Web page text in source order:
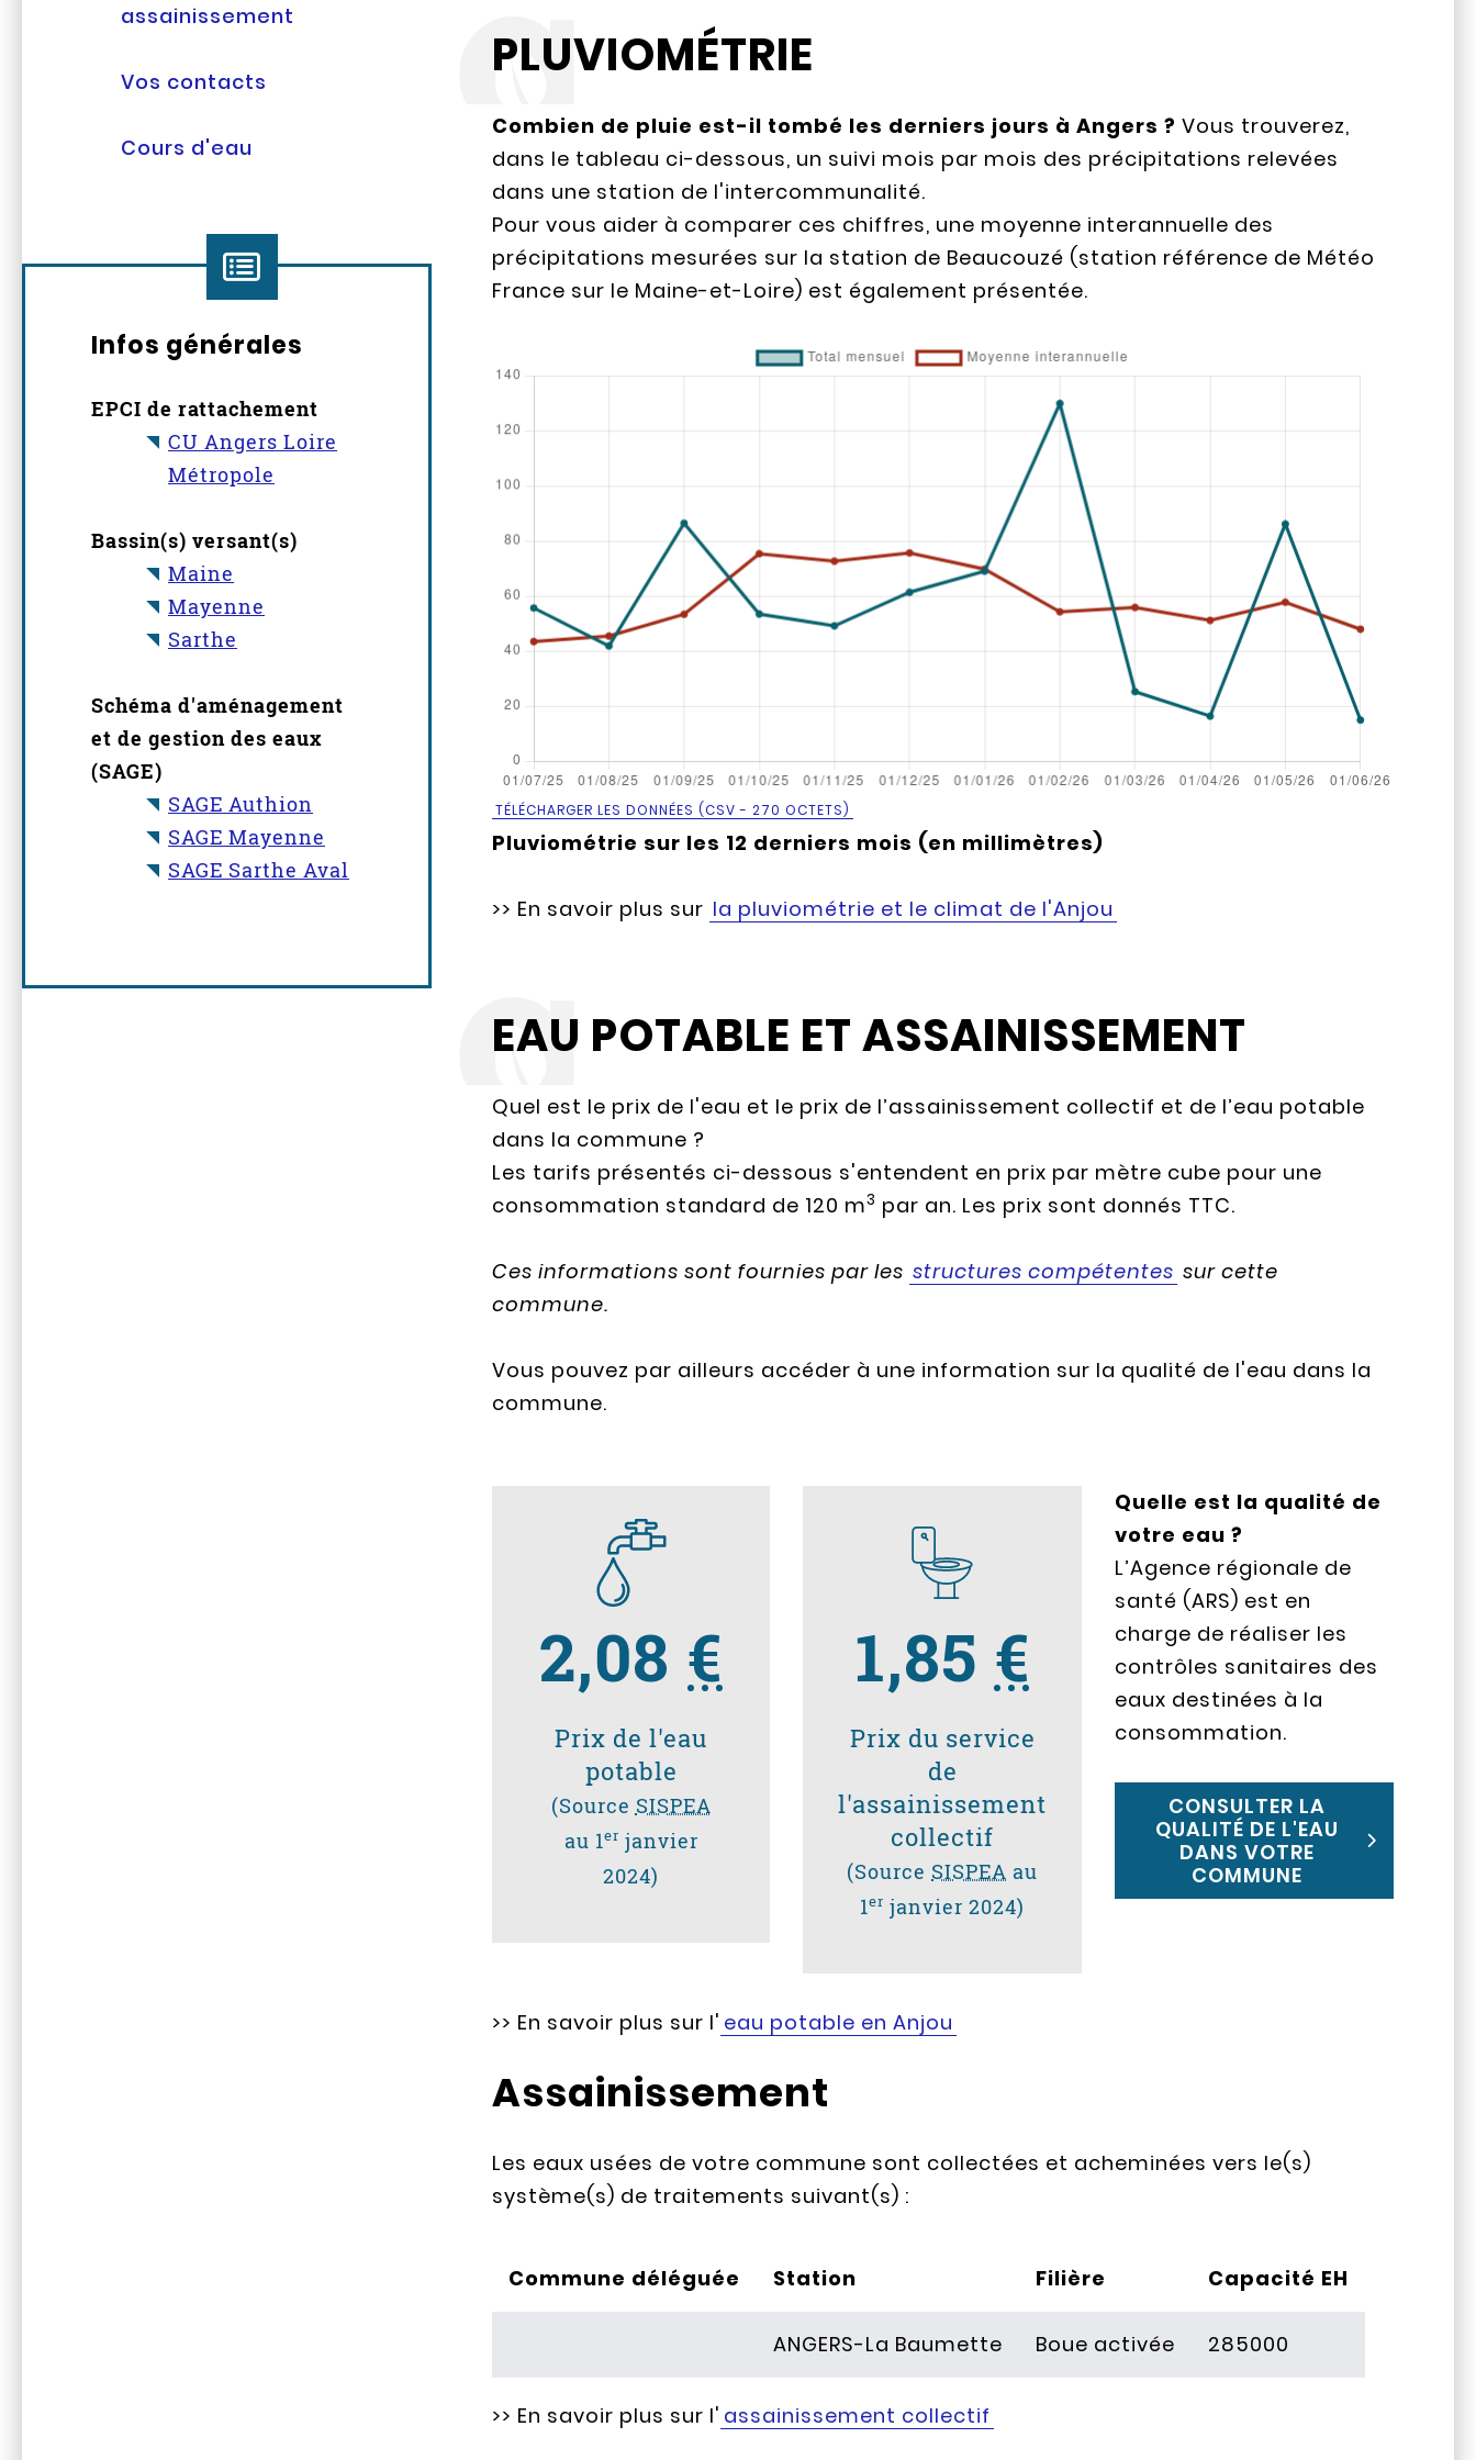
assainissement
Vos contacts
Cours d'eau
Infos générales
EPCI de rattachement
CU Angers Loire
Métropole
Bassin(s) versant(s)
Maine
Mayenne
Sarthe
Schéma d'aménagement
et de gestion des eaux
(SAGE)
SAGE Authion
SAGE Mayenne
SAGE Sarthe Aval
PLUVIOMÉTRIE
Combien de pluie est-il tombé les derniers jours à Angers ? Vous trouverez,
dans le tableau ci-dessous, un suivi mois par mois des précipitations relevées
dans une station de l'intercommunalité.
Pour vous aider à comparer ces chiffres, une moyenne interannuelle des
précipitations mesurées sur la station de Beaucouzé (station référence de Météo
France sur le Maine-et-Loire) est également présentée.
TÉLÉCHARGER LES DONNÉES (CSV - 270 OCTETS)
Pluviométrie sur les 12 derniers mois (en millimètres)
>> En savoir plus sur la pluviométrie et le climat de l'Anjou
EAU POTABLE ET ASSAINISSEMENT
Quel est le prix de l'eau et le prix de l’assainissement collectif et de l’eau potable
dans la commune ?
Les tarifs présentés ci-dessous s'entendent en prix par mètre cube pour une
consommation standard de 120 m3 par an. Les prix sont donnés TTC.
Ces informations sont fournies par les structures compétentes sur cette
commune.
Vous pouvez par ailleurs accéder à une information sur la qualité de l'eau dans la
commune.
2,08 €
Prix de l'eau
potable
(Source SISPEA
au 1er janvier
2024)
1,85 €
Prix du service
de
l'assainissement
collectif
(Source SISPEA au
1er janvier 2024)
Quelle est la qualité de
votre eau ?
L’Agence régionale de
santé (ARS) est en
charge de réaliser les
contrôles sanitaires des
eaux destinées à la
consommation.
CONSULTER LA
QUALITÉ DE L'EAU
DANS VOTRE
COMMUNE
>> En savoir plus sur l' eau potable en Anjou
Assainissement
Les eaux usées de votre commune sont collectées et acheminées vers le(s)
système(s) de traitements suivant(s) :
Commune déléguée Station Filière Capacité EH
ANGERS-La Baumette Boue activée 285000
>> En savoir plus sur l' assainissement collectif